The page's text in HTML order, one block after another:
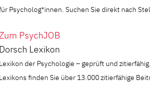
Psycholog*innen. Suchen Sie direkt nach
PsychJOB
Lexikon
der Psychologie – geprüft und
finden Sie über 13.000 zitierfähige